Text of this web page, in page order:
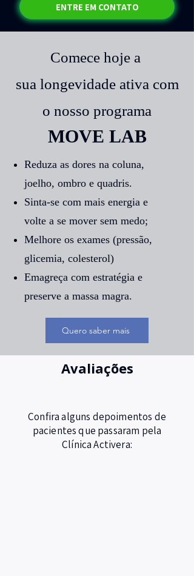
ENTRE EM CONTATO
Comece hoje a
sua longevidade ativa com
o nosso programa
MOVE LAB
Reduza as dores na coluna,
joelho, ombro e quadris.
Sinta-se com mais energia e
volte a se mover sem medo;
Melhore os exames (pressão,
glicemia, colesterol)
Emagreça com estratégia e
preserve a massa magra.
Quero saber mais
Avaliações
Confira alguns depoimentos de
pacientes que passaram pela
Clínica Activera: